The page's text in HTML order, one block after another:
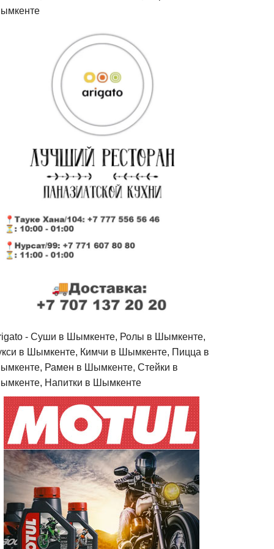
- Cуши в Шымкенте, Ролы в Шымкенте,
в Шымкенте, Кимчи в Шымкенте, Пицца в
Рамен в Шымкенте, Стейки в
Напитки в Шымкенте